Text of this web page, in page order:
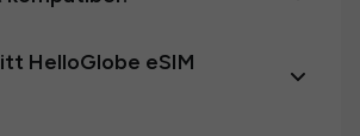
HelloGlobe eSIM